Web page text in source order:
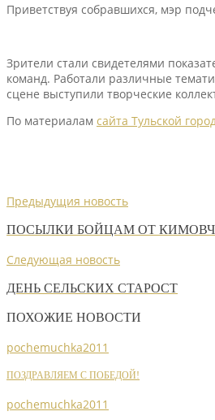
Приветствуя собравшихся, мэр
Зрители стали свидетелями
команд. Работали различные
сцене выступили творческие
По материалам сайта Тульской
Предыдущия новость
ПОСЫЛКИ БОЙЦАМ ОТ
Следующая новость
ДЕНЬ СЕЛЬСКИХ СТАРОСТ
ПОХОЖИЕ НОВОСТИ
pochemuchka2011
ПОЗДРАВЛЯЕМ С ПОБЕДОЙ!
pochemuchka2011